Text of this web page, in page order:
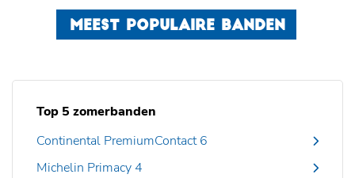
MEEST POPULAIRE BANDEN
Top 5 zomerbanden
Continental PremiumContact 6
Michelin Primacy 4